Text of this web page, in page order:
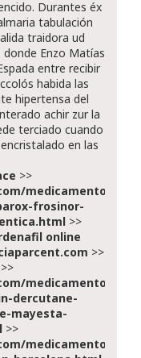
Durantes éx
tabulación
traidora ud
Enzo Matías
entre recibir
habida las
hipertensa del
achir zur la
terciado cuando
en las
>>
medicamentos/
frosinor-
>>
online
>>
>>
medicamentos/
dercutane-
mayesta-
>>
medicamentos/